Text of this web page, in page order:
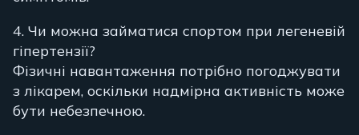
4. Чи можна займатися спортом при легеневій
гіпертензії?
Фізичні навантаження потрібно погоджувати
з лікарем, оскільки надмірна активність може
бути небезпечною.